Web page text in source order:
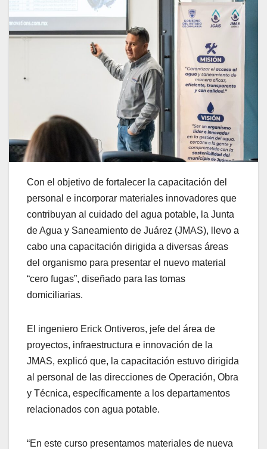
Con el objetivo de fortalecer la capacitación del
personal e incorporar materiales innovadores que
contribuyan al cuidado del agua potable, la Junta
de Agua y Saneamiento de Juárez (JMAS), llevo a
cabo una capacitación dirigida a diversas áreas
del organismo para presentar el nuevo material
“cero fugas”, diseñado para las tomas
domiciliarias.
El ingeniero Erick Ontiveros, jefe del área de
proyectos, infraestructura e innovación de la
JMAS, explicó que, la capacitación estuvo dirigida
al personal de las direcciones de Operación, Obra
y Técnica, específicamente a los departamentos
relacionados con agua potable.
“En este curso presentamos materiales de nueva